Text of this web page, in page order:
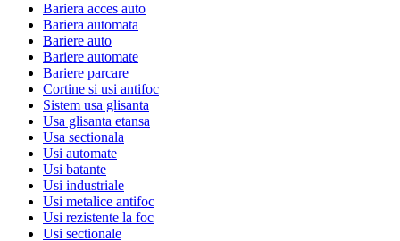
Bariera acces auto
Bariera automata
Bariere auto
Bariere automate
Bariere parcare
Cortine si usi antifoc
Sistem usa glisanta
Usa glisanta etansa
Usa sectionala
Usi automate
Usi batante
Usi industriale
Usi metalice antifoc
Usi rezistente la foc
Usi sectionale